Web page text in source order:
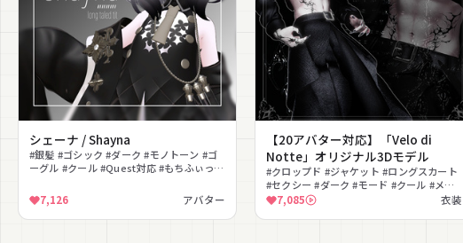
シェーナ / Shayna
#銀髪 #ゴシック #ダーク #モノトーン #ゴ
ーグル #クール #Quest対応 #もちふぃった
7,126
アバター
【20アバター対応】「Velo di
Notte」オリジナル3Dモデル
#クロップド #ジャケット #ロングスカート
#セクシー #ダーク #モード #クール #メン
ズライク #チェーン #ハロウィン
7,085 衣装